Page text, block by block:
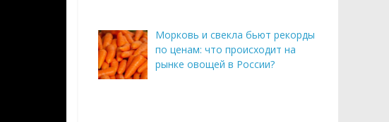
Морковь и свекла бьют рекорды
по ценам: что происходит на
рынке овощей в России?